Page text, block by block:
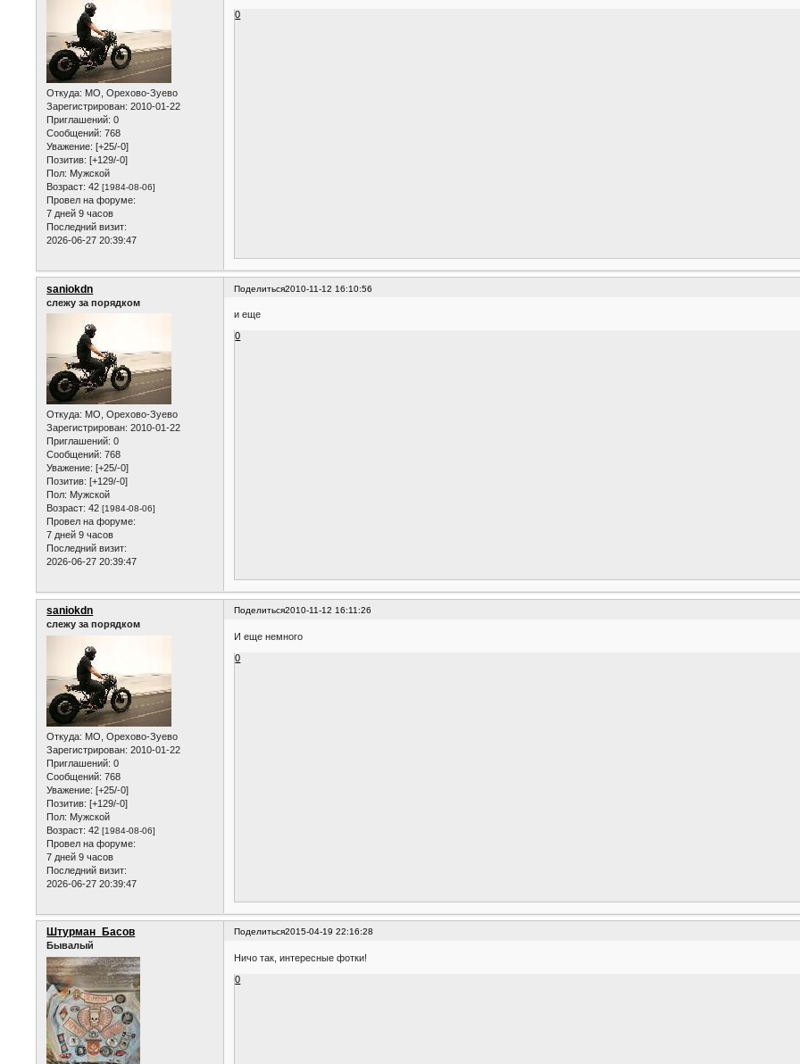
Откуда: МО, Орехово-Зуево
Зарегистрирован: 2010-01-22
Приглашений: 0
Сообщений: 768
Уважение: [+25/-0]
Позитив: [+129/-0]
Пол: Мужской
Возраст: 42[1984-08-06]
Провел на форуме:
7 дней 9 часов
Последний визит:
2026-06-27 20:39:47
0
Поделиться2010-11-12 16:10:56
saniokdn
слежу за порядком
Откуда: МО, Орехово-Зуево
Зарегистрирован: 2010-01-22
Приглашений: 0
Сообщений: 768
Уважение: [+25/-0]
Позитив: [+129/-0]
Пол: Мужской
Возраст: 42[1984-08-06]
Провел на форуме:
7 дней 9 часов
Последний визит:
2026-06-27 20:39:47
и еще
0
Поделиться2010-11-12 16:11:26
saniokdn
слежу за порядком
Откуда: МО, Орехово-Зуево
Зарегистрирован: 2010-01-22
Приглашений: 0
Сообщений: 768
Уважение: [+25/-0]
Позитив: [+129/-0]
Пол: Мужской
Возраст: 42[1984-08-06]
Провел на форуме:
7 дней 9 часов
Последний визит:
2026-06-27 20:39:47
И еще немного
0
Поделиться2015-04-19 22:16:28
Штурман_Басов
Бывалый
Ничо так, интересные фотки!
0